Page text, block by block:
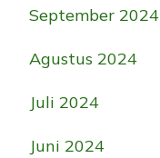
September 2024
Agustus 2024
Juli 2024
Juni 2024